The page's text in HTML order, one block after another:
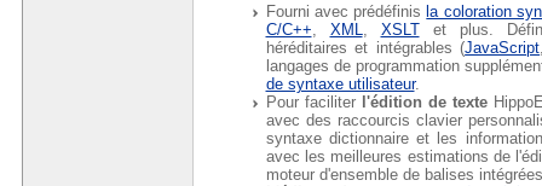
Fourni avec prédéfinisla coloration
C/C++
XML XSLTet plus.
héréditaires et intégrables (JavaScript
langages de programmation
de syntaxe utilisateur.
Pour faciliter l'édition de texte
avec des raccourcis clavier
syntaxe dictionnaire et les
avec les meilleures estimations de
moteur d'ensemble de balises